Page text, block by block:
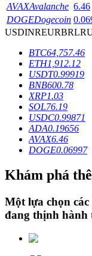
Khóa BTR
Khoản vay
AVAXAvalanche 6.46
DOGEDogecoin
USDINREURBRL
BTC64,757.46
ETH1,912.12
USDT0.99919
BNB600.78
XRP1.03
SOL76.19
USDC0.99871
ADA0.19656
AVAX6.46
DOGE0.06997
Khám phá
Một lựa chọn
đang thịnh hành